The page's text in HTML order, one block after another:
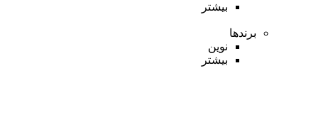
بیشتر
برندها
نوین
بیشتر